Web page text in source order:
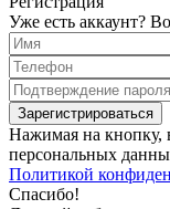
Уже есть аккаунт?
Зарегистрироваться
Нажимая на кнопку,
персональных
Политикой
Спасибо!